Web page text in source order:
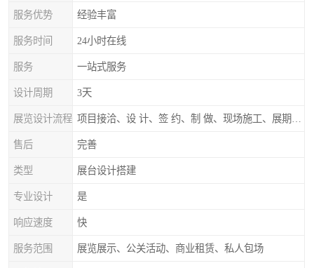
服务优势 经验丰富
服务时间 24小时在线
服务 一站式服务
设计周期 3天
展览设计流程
售后 完善
类型 展台设计搭建
专业设计 是
响应速度 快
服务范围 展览展示、公关活动、商业租赁、私人包场